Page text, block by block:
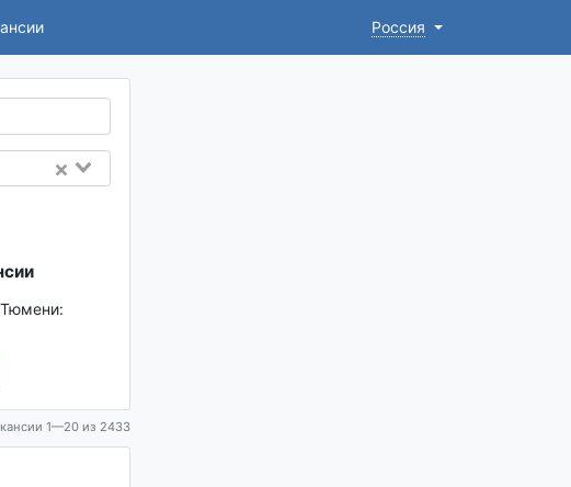
Россия
1—20 из 2433